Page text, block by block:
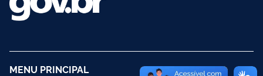
MENU PRINCIPAL